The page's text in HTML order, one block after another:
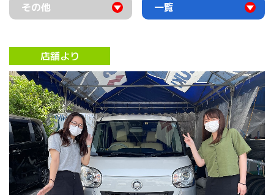
その他 一覧
店舗より